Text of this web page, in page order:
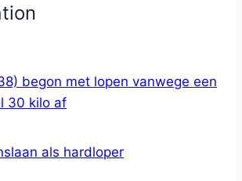
begon met lopen vanwege een
30 kilo af
als hardloper